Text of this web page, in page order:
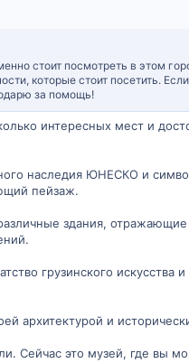
стоит посмотреть в этом
которые стоит посетить.
за помощь!
интересных мест и
наследия ЮНЕСКО и
пейзаж.
здания,
грузинского искусства
архитектурой и
Сейчас это музей, где вы